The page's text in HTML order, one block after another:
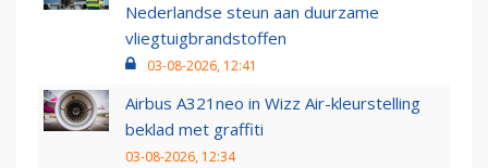
Nederlandse steun aan duurzame
vliegtuigbrandstoffen
03-08-2026, 12:41
Airbus A321neo in Wizz Air-kleurstelling
beklad met graffiti
03-08-2026, 12:34